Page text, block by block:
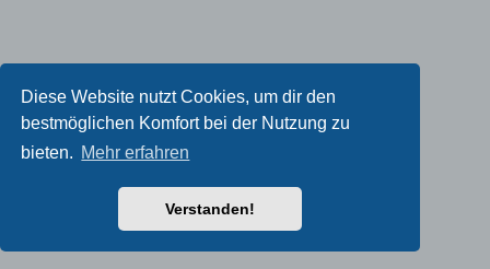
Diese Website nutzt Cookies, um dir den
bestmöglichen Komfort bei der Nutzung zu
bieten. Mehr erfahren
Verstanden!